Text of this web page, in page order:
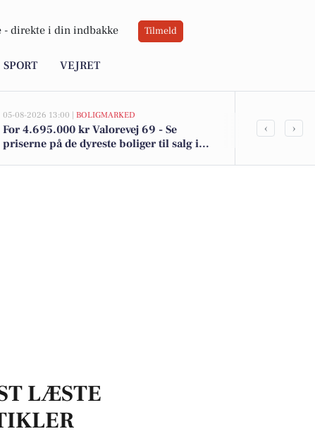
- direkte i din indbakke Tilmeld
SPORT VEJRET
05-08-2026 13:00 | BOLIGMARKED
For 4.695.000 kr Valorevej 69 - Se
priserne på de dyreste boliger til salg i
De
‹ ›
LÆSTE